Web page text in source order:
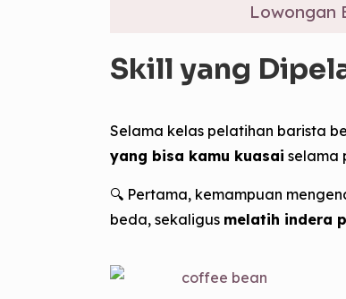
Lowongan
Skill yang
Selama kelas pelatihan barista
yang bisa kamu kuasai selama
🔍 Pertama, kemampuan
beda, sekaligus melatih indera